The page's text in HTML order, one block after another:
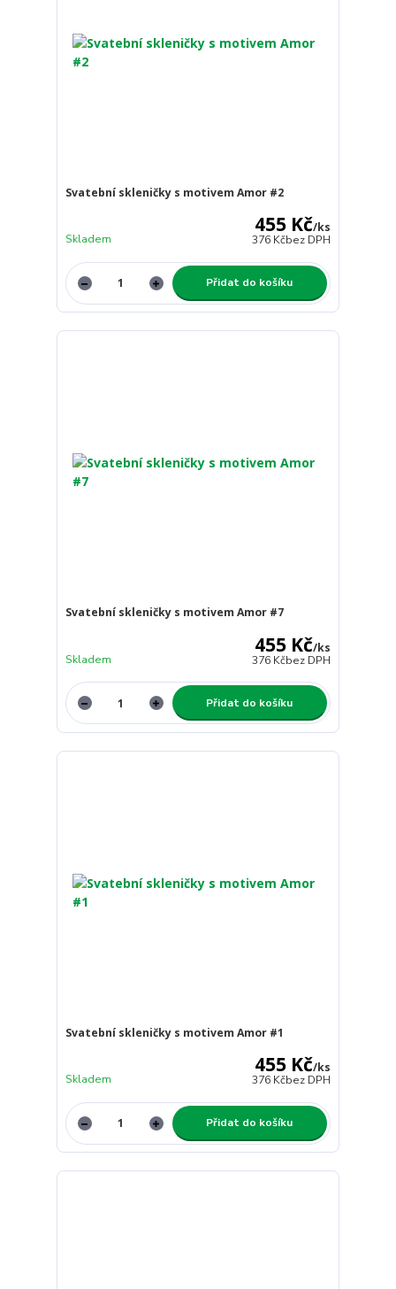
Svatební skleničky s motivem Amor #2
455 Kč/ks
376 Kčbez DPH
Skladem
Přidat do košíku
Svatební skleničky s motivem Amor #7
455 Kč/ks
376 Kčbez DPH
Skladem
Přidat do košíku
Svatební skleničky s motivem Amor #1
455 Kč/ks
376 Kčbez DPH
Skladem
Přidat do košíku